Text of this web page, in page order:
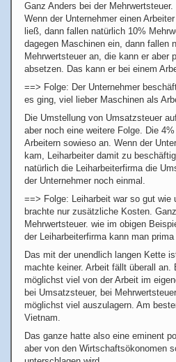
Ganz Anders bei der Mehrwertsteuer.
Wenn der Unternehmer einen
ließ, dann fallen natürlich 10%
dagegen Maschinen ein, dann fallen
Mehrwertsteuer an, die kann er aber
absetzen. Das kann er bei einem
==> Folge: Der Unternehmer
es ging, viel lieber Maschinen als
Die Umstellung von Umsatzsteuer
aber noch eine weitere Folge. Die
Arbeitern sowieso an. Wenn der
kam, Leiharbeiter damit zu
natürlich die Leiharbeiterfirma die
der Unternehmer noch einmal.
==> Folge: Leiharbeit war so gut wie
brachte nur zusätzliche Kosten.
Mehrwertsteuer. wie im obigen
der Leiharbeiterfirma kann man
Das mit der unendlich langen Kette
machte keiner. Arbeit fällt überall
möglichst viel von der Arbeit im
bei Umsatzsteuer, bei
möglichst viel auszulagern. Am
Vietnam.
Das ganze hatte also eine eminent
aber von den Wirtschaftsökonomen